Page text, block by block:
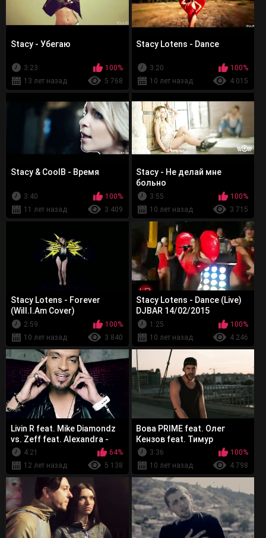
Stacy - Убегаю
3:23
100%
13 лет назад
5 768
Stacy Lotens - Dance
3:20
100%
10 лет назад
4 015
Stacy & CoolB - Время
3:40
100%
11 лет назад
3 409
Stacy - Не делай мне
больно
3:55
100%
10 лет назад
3 715
Stacy Lotens - Forever
(Will.I.Am Cover)
2:59
100%
10 лет назад
3 840
Stacy Lotens - Dance (Live)
DJBAR 14/02/2015
1:25
100%
10 лет назад
4 246
Livin R feat. Mike Diamondz
vs. Zeff feat. Alexandra -
That Night
4:21
64%
12 лет назад
5 138
Вова PRIME feat. Олег
Кензов feat. Тимур
TIMBIGFAMILY - Поджигай
3:36
100%
10 лет назад
4 798